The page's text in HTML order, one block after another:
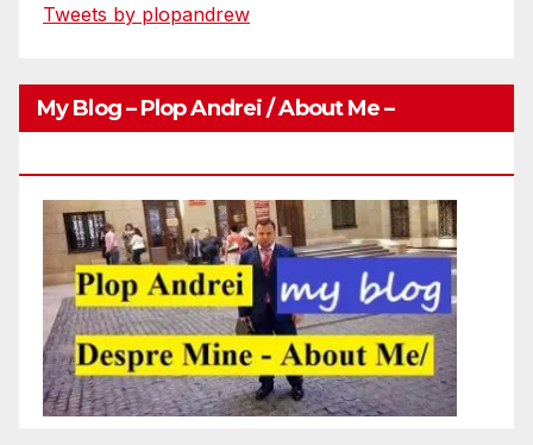
Tweets by plopandrew
My Blog – Plop Andrei / About Me –